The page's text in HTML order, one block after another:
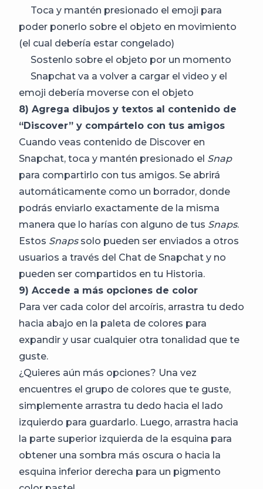
Toca y mantén presionado el emoji para
poder ponerlo sobre el objeto en movimiento
(el cual debería estar congelado)
Sostenlo sobre el objeto por un momento
Snapchat va a volver a cargar el video y el
emoji debería moverse con el objeto
8) Agrega dibujos y textos al contenido de
“Discover” y compártelo con tus amigos
Cuando veas contenido de Discover en
Snapchat, toca y mantén presionado el Snap
para compartirlo con tus amigos. Se abrirá
automáticamente como un borrador, donde
podrás enviarlo exactamente de la misma
manera que lo harías con alguno de tus Snaps.
Estos Snapssolo pueden ser enviados a otros
usuarios a través del Chat de Snapchat y no
pueden ser compartidos en tu Historia.
9) Accede a más opciones de color
Para ver cada color del arcoíris, arrastra tu dedo
hacia abajo en la paleta de colores para
expandir y usar cualquier otra tonalidad que te
guste.
¿Quieres aún más opciones? Una vez
encuentres el grupo de colores que te guste,
simplemente arrastra tu dedo hacia el lado
izquierdo para guardarlo. Luego, arrastra hacia
la parte superior izquierda de la esquina para
obtener una sombra más oscura o hacia la
esquina inferior derecha para un pigmento